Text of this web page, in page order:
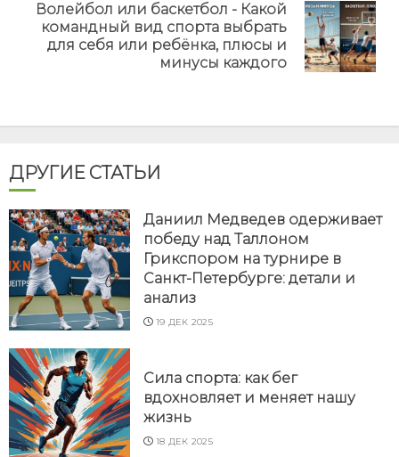
Next
post:
Волейбол или баскетбол - Какой
командный вид спорта выбрать
для себя или ребёнка, плюсы и
минусы каждого
ДРУГИЕ СТАТЬИ
Даниил Медведев одерживает
победу над Таллоном
Грикспором на турнире в
Санкт-Петербурге: детали и
анализ
19 ДЕК 2025
Сила спорта: как бег
вдохновляет и меняет нашу
жизнь
18 ДЕК 2025